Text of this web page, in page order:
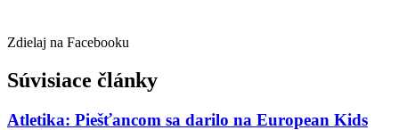
Zdielaj na Facebooku
Súvisiace články
Atletika: Piešťancom sa darilo na European Kids